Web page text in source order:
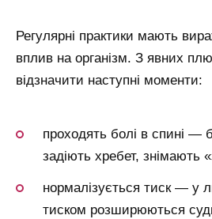
Регулярні практики мають
вплив на організм. З явних
відзначити наступні моменти:
проходять болі в спині —
задіють хребет, знімають
нормалізується тиск — у
тиском розширюються